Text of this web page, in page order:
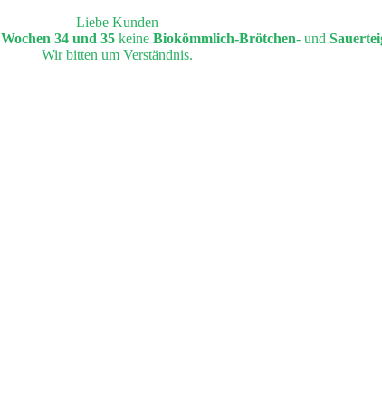
Liebe Kunden
Wochen 34 und 35 keine Biokömmlich-Brötchen- und
Wir bitten um Verständnis.